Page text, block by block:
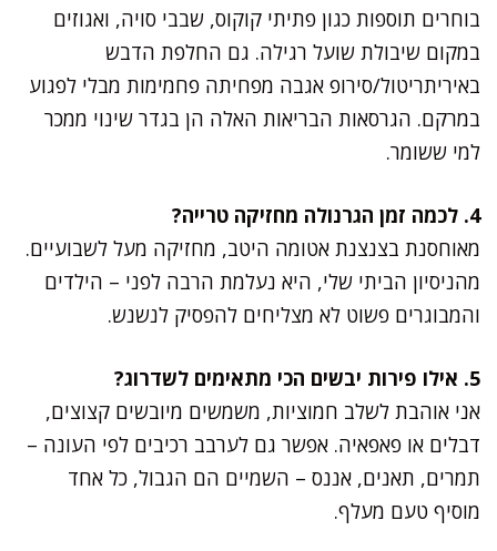
בוחרים תוספות כגון פתיתי קוקוס, שבבי סויה, ואגוזים
במקום שיבולת שועל רגילה. גם החלפת הדבש
באיריתריטול/סירופ אגבה מפחיתה פחמימות מבלי לפגוע
במרקם. הגרסאות הבריאות האלה הן בגדר שינוי ממכר
למי ששומר.
4. לכמה זמן הגרנולה מחזיקה טרייה?
מאוחסנת בצנצנת אטומה היטב, מחזיקה מעל לשבועיים.
מהניסיון הביתי שלי, היא נעלמת הרבה לפני – הילדים
והמבוגרים פשוט לא מצליחים להפסיק לנשנש.
5. אילו פירות יבשים הכי מתאימים לשדרוג?
אני אוהבת לשלב חמוציות, משמשים מיובשים קצוצים,
דבלים או פאפאיה. אפשר גם לערבב רכיבים לפי העונה –
תמרים, תאנים, אננס – השמיים הם הגבול, כל אחד
מוסיף טעם מעלף.